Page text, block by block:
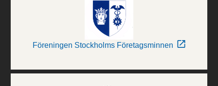
Föreningen Stockholms Företagsminnen